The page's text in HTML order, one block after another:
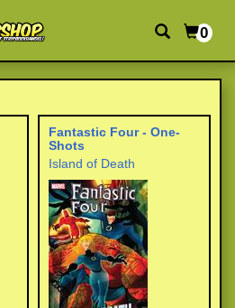
0
Fantastic Four - One-
Shots
Island of Death